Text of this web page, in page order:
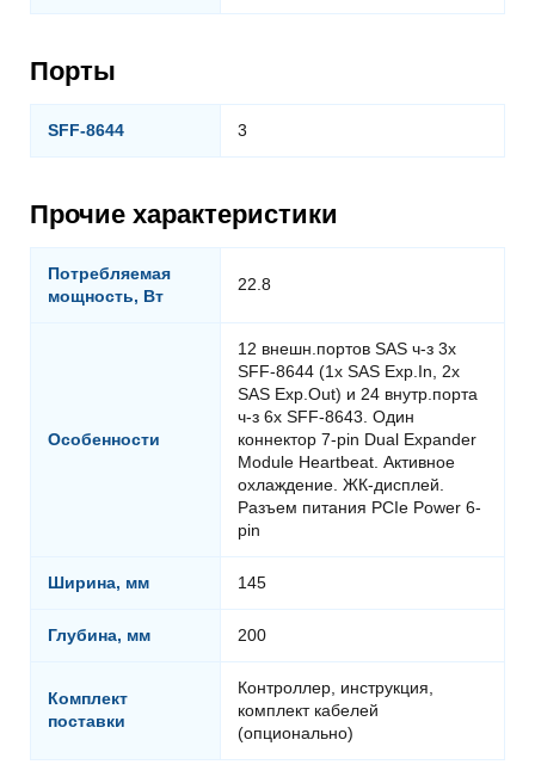
Порты
SFF-8644 3
Прочие характеристики
Потребляемая
мощность, Вт
22.8
Особенности
12 внешн.портов SAS ч-з 3x
SFF-8644 (1x SAS Exp.In, 2x
SAS Exp.Out) и 24 внутр.порта
ч-з 6x SFF-8643. Один
коннектор 7-pin Dual Expander
Module Heartbeat. Активное
охлаждение. ЖК-дисплей.
Разъем питания PCIe Power 6-
pin
Ширина, мм 145
Глубина, мм 200
Комплект
поставки
Контроллер, инструкция,
комплект кабелей
(опционально)